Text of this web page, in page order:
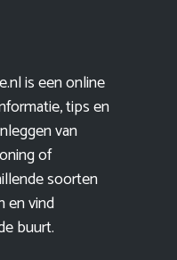
is een online
tips en
van
of
soorten
en vind
buurt.